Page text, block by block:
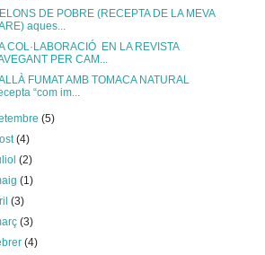
DE POBRE (RECEPTA DE LA MEVA
aques...
COL·LABORACIÓ EN LA REVISTA
PER CAM...
FUMAT AMB TOMACA NATURAL
“com im...
(5)
(4)
(2)
(1)
(3)
(3)
(4)